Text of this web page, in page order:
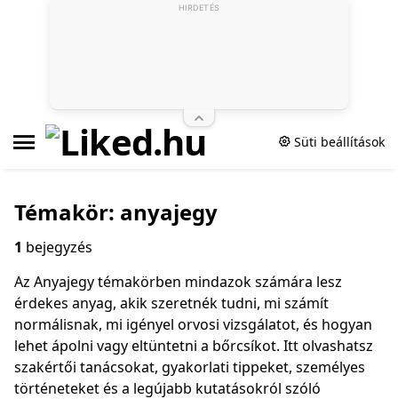
Süti beállítások
Témakör: anyajegy
1 bejegyzés
Az Anyajegy témakörben mindazok számára lesz
érdekes anyag, akik szeretnék tudni, mi számít
normálisnak, mi igényel orvosi vizsgálatot, és hogyan
lehet ápolni vagy eltüntetni a bőrcsíkot. Itt olvashatsz
szakértői tanácsokat, gyakorlati tippeket, személyes
történeteket és a legújabb kutatásokról szóló
HIRDETÉS